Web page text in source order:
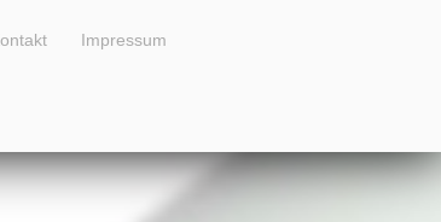
Impressum